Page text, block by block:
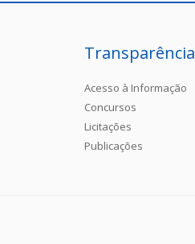
Transparência
Acesso à Informação
Concursos
Licitações
Publicações